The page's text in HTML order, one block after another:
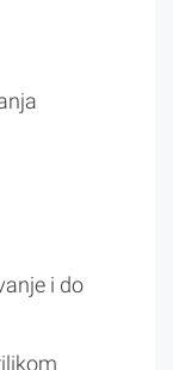
i do